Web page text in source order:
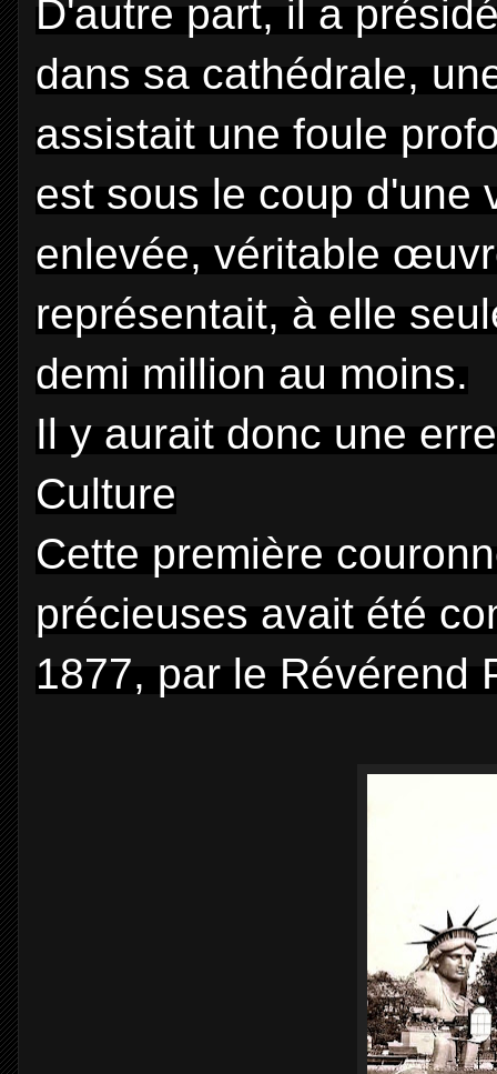
D'autre part, il a
dans sa cathédrale,
assistait une foule
est sous le coup d'une
enlevée, véritable
représentait, à elle
demi million au moins.
Il y aurait donc une
Culture
Cette première
précieuses avait été
1877, par le Révérend